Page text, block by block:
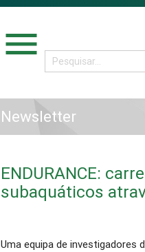
menu
Newsletter
ENDURANCE:
subaquáticos
Uma equipa de investigadores